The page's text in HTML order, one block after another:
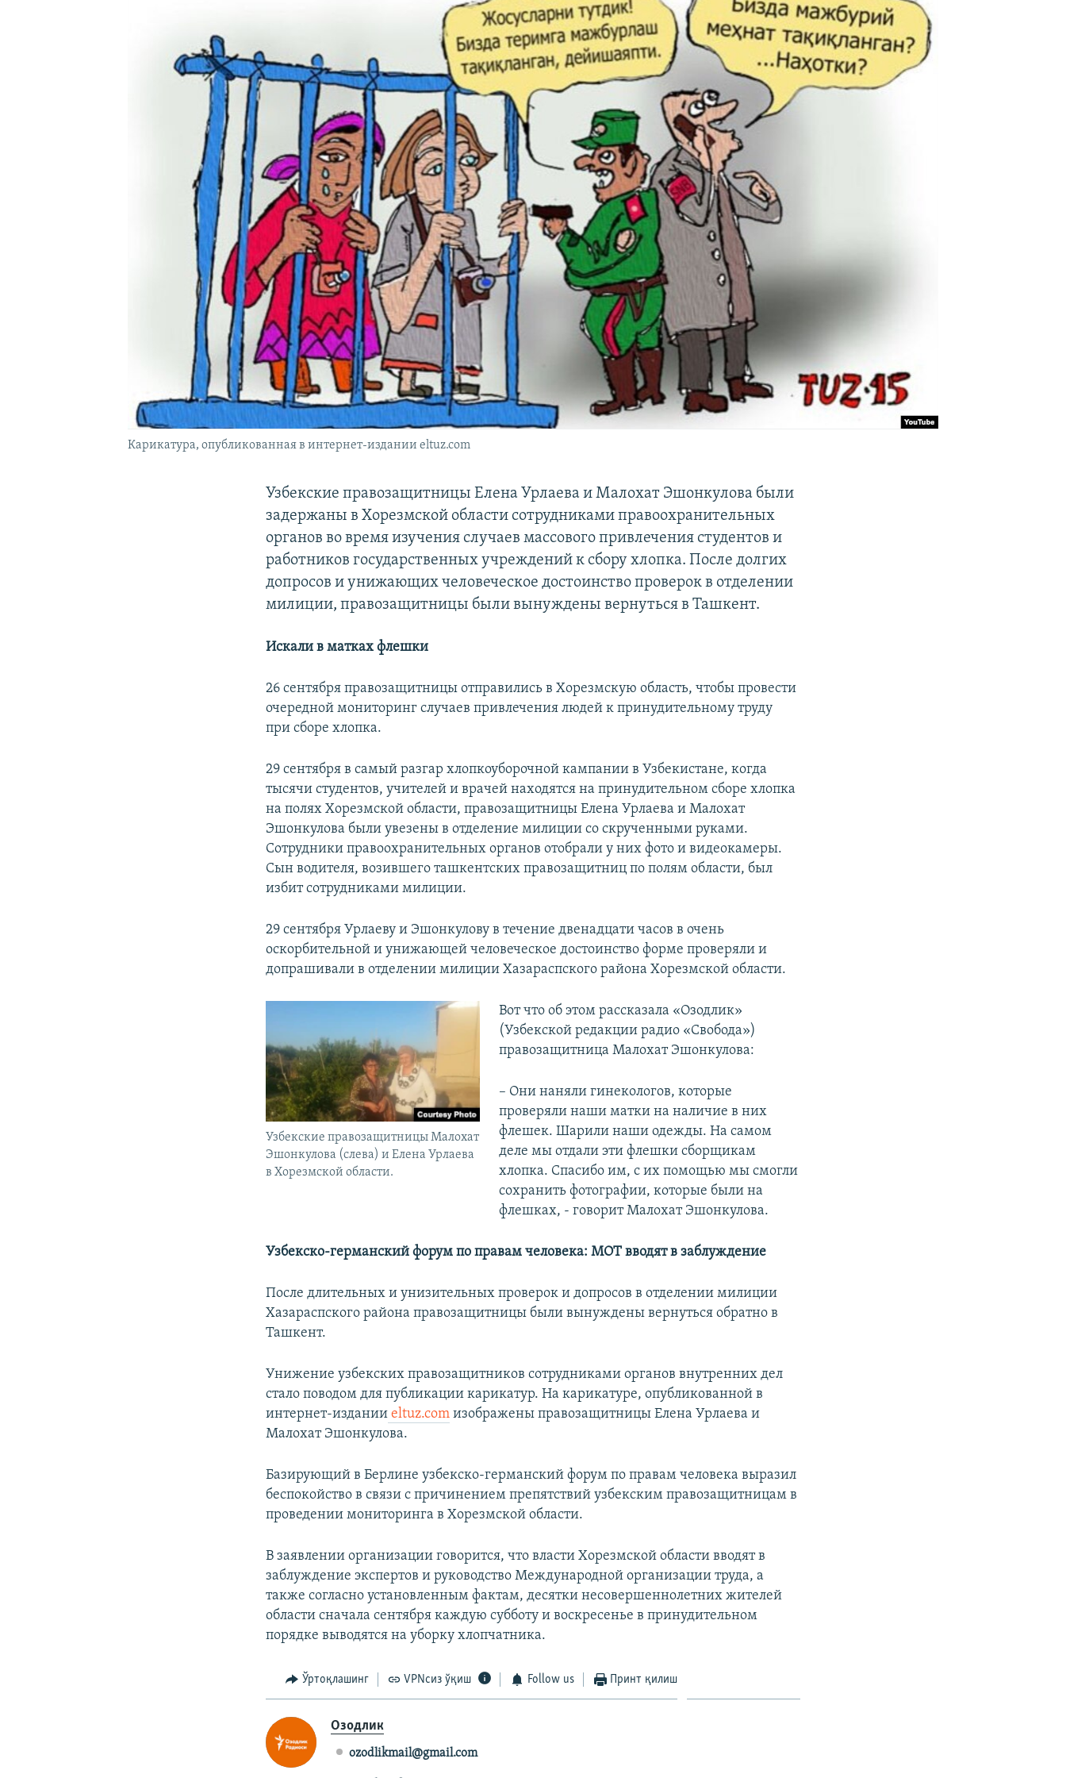
Карикатура, опубликованная в интернет-издании eltuz.com
Узбекские правозащитницы Елена Урлаева и Малохат Эшонкулова были
задержаны в Хорезмской области сотрудниками правоохранительных
органов во время изучения случаев массового привлечения студентов и
работников государственных учреждений к сбору хлопка. После долгих
допросов и унижающих человеческое достоинство проверок в отделении
милиции, правозащитницы были вынуждены вернуться в Ташкент.
Искали в матках флешки
26 сентября правозащитницы отправились в Хорезмскую область, чтобы провести
очередной мониторинг случаев привлечения людей к принудительному труду
при сборе хлопка.
29 сентября в самый разгар хлопкоуборочной кампании в Узбекистане, когда
тысячи студентов, учителей и врачей находятся на принудительном сборе хлопка
на полях Хорезмской области, правозащитницы Елена Урлаева и Малохат
Эшонкулова были увезены в отделение милиции со скрученными руками.
Сотрудники правоохранительных органов отобрали у них фото и видеокамеры.
Сын водителя, возившего ташкентских правозащитниц по полям области, был
избит сотрудниками милиции.
29 сентября Урлаеву и Эшонкулову в течение двенадцати часов в очень
оскорбительной и унижающей человеческое достоинство форме проверяли и
допрашивали в отделении милиции Хазараспского района Хорезмской области.
Узбекские правозащитницы Малохат
Эшонкулова (слева) и Елена Урлаева
в Хорезмской области.
​Вот что об этом рассказала «Озодлик»
(Узбекской редакции радио «Свобода»)
правозащитница Малохат Эшонкулова:
– Они наняли гинекологов, которые
проверяли наши матки на наличие в них
флешек. Шарили наши одежды. На самом
деле мы отдали эти флешки сборщикам
хлопка. Спасибо им, с их помощью мы смогли
сохранить фотографии, которые были на
флешках, - говорит Малохат Эшонкулова.
Узбекско-германский форум по правам человека: МОТ вводят в заблуждение
После длительных и унизительных проверок и допросов в отделении милиции
Хазараспского района правозащитницы были вынуждены вернуться обратно в
Ташкент.
Унижение узбекских правозащитников сотрудниками органов внутренних дел
стало поводом для публикации карикатур. На карикатуре, опубликованной в
интернет-издании eltuz.com изображены правозащитницы Елена Урлаева и
Малохат Эшонкулова.
Базирующий в Берлине узбекско-германский форум по правам человека выразил
беспокойство в связи с причинением препятствий узбекским правозащитницам в
проведении мониторинга в Хорезмской области.
В заявлении организации говорится, что власти Хорезмской области вводят в
заблуждение экспертов и руководство Международной организации труда, а
также согласно установленным фактам, десятки несовершеннолетних жителей
области сначала сентября каждую субботу и воскресенье в принудительном
порядке выводятся на уборку хлопчатника.
Ўртоқлашинг VPNсиз ўқиш Follow us Принт қилиш
Озодлик
ozodlikmail@gmail.com